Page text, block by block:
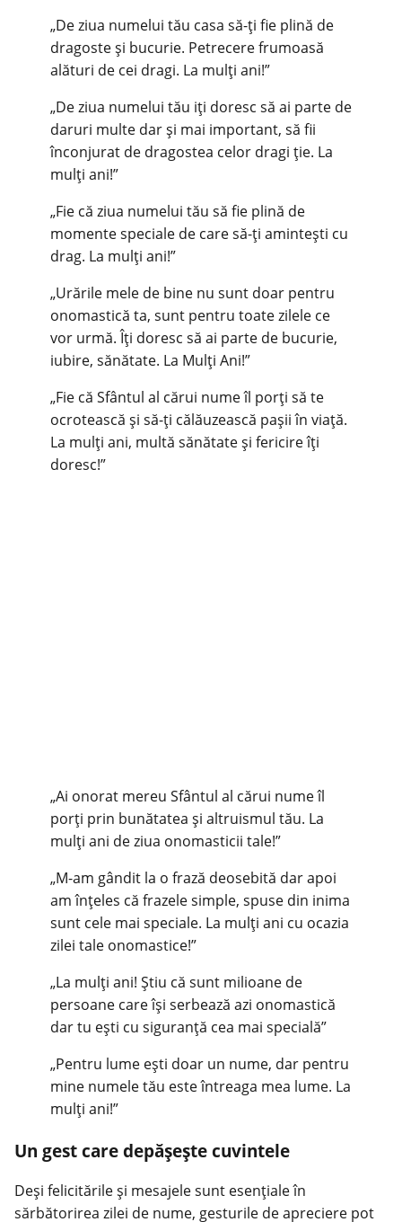
„De ziua numelui tău casa să-ți fie plină de
dragoste și bucurie. Petrecere frumoasă
alături de cei dragi. La mulți ani!”
„De ziua numelui tău iți doresc să ai parte de
daruri multe dar și mai important, să fii
înconjurat de dragostea celor dragi ție. La
mulți ani!”
„Fie că ziua numelui tău să fie plină de
momente speciale de care să-ți amintești cu
drag. La mulți ani!”
„Urările mele de bine nu sunt doar pentru
onomastică ta, sunt pentru toate zilele ce
vor urmă. Îți doresc să ai parte de bucurie,
iubire, sănătate. La Mulți Ani!”
„Fie că Sfântul al cărui nume îl porți să te
ocrotească și să-ți călăuzească pașii în viață.
La mulți ani, multă sănătate și fericire îți
doresc!”
„Ai onorat mereu Sfântul al cărui nume îl
porți prin bunătatea și altruismul tău. La
mulți ani de ziua onomasticii tale!”
„M-am gândit la o frază deosebită dar apoi
am înțeles că frazele simple, spuse din inima
sunt cele mai speciale. La mulți ani cu ocazia
zilei tale onomastice!”
„La mulți ani! Știu că sunt milioane de
persoane care își serbează azi onomastică
dar tu ești cu siguranță cea mai specială”
„Pentru lume ești doar un nume, dar pentru
mine numele tău este întreaga mea lume. La
mulți ani!”
Un gest care depășește cuvintele
Deși felicitările și mesajele sunt esențiale în
sărbătorirea zilei de nume, gesturile deapreciere pot